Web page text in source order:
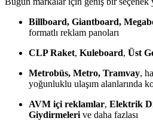
Billboard, Giantboard,
formatlı reklam panoları
CLP Raket, Kuleboard, Üst
Metrobüs, Metro, Tramvay,
yoğunluklu ulaşım alanlarında
AVM içi reklamlar, Elektrik
Giydirmeleri ve daha fazlası